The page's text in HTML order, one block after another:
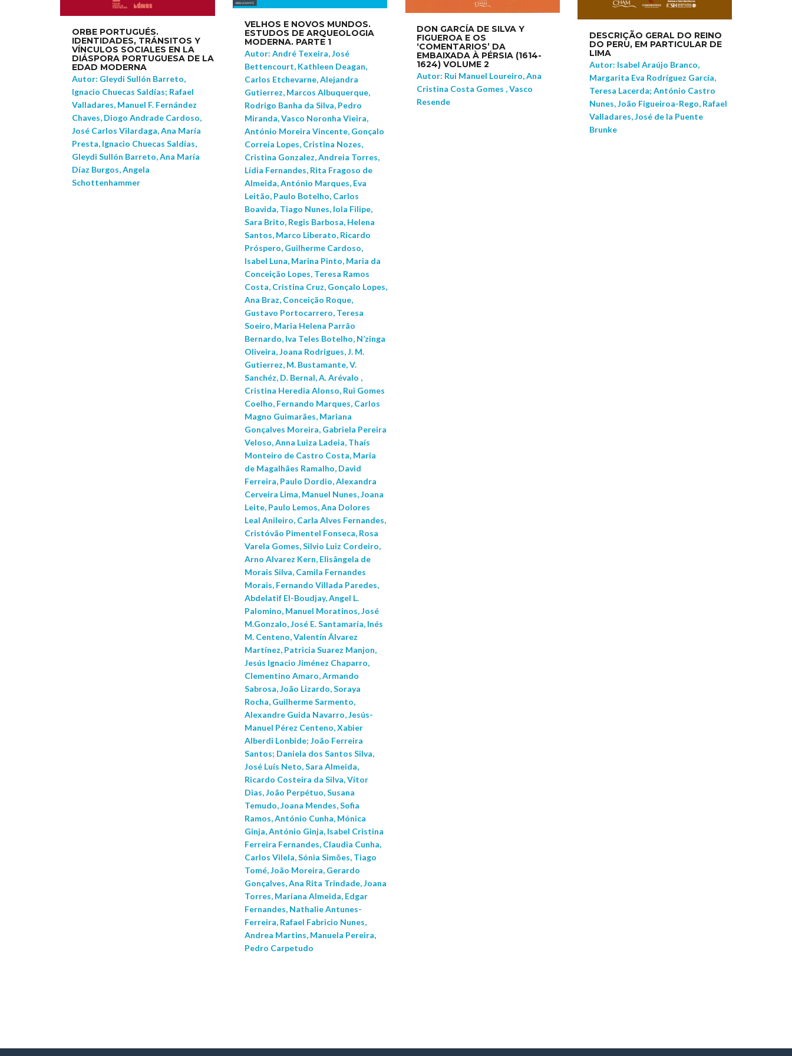
ORBE PORTUGUÉS.
IDENTIDADES, TRÁNSITOS Y
VÍNCULOS SOCIALES EN LA
DIÁSPORA PORTUGUESA DE LA
EDAD MODERNA
Autor: Gleydi Sullón Barreto,
Ignacio Chuecas Saldías; Rafael
Valladares, Manuel F. Fernández
Chaves, Diogo Andrade Cardoso,
José Carlos Vilardaga, Ana María
Presta, Ignacio Chuecas Saldías,
Gleydi Sullón Barreto, Ana María
Díaz Burgos, Angela
Schottenhammer
VELHOS E NOVOS MUNDOS.
ESTUDOS DE ARQUEOLOGIA
MODERNA. PARTE 1
Autor: André Texeira, José
Bettencourt, Kathleen Deagan,
Carlos Etchevarne, Alejandra
Gutierrez, Marcos Albuquerque,
Rodrigo Banha da Silva, Pedro
Miranda, Vasco Noronha Vieira,
António Moreira Vincente, Gonçalo
Correia Lopes, Cristina Nozes,
Cristina Gonzalez, Andreia Torres,
Lídia Fernandes, Rita Fragoso de
Almeida, António Marques, Eva
Leitão, Paulo Botelho, Carlos
Boavida, Tiago Nunes, Iola Filipe,
Sara Brito, Regis Barbosa, Helena
Santos, Marco Liberato, Ricardo
Próspero, Guilherme Cardoso,
Isabel Luna, Marina Pinto, Maria da
Conceição Lopes, Teresa Ramos
Costa, Cristina Cruz, Gonçalo Lopes,
Ana Braz, Conceição Roque,
Gustavo Portocarrero, Teresa
Soeiro, Maria Helena Parrão
Bernardo, Iva Teles Botelho, N’zinga
Oliveira, Joana Rodrigues, J. M.
Gutierrez, M. Bustamante, V.
Sanchéz, D. Bernal, A. Arévalo ,
Cristina Heredia Alonso, Rui Gomes
Coelho, Fernando Marques, Carlos
Magno Guimarães, Mariana
Gonçalves Moreira, Gabriela Pereira
Veloso, Anna Luiza Ladeia, Thaís
Monteiro de Castro Costa, Maria
de Magalhães Ramalho, David
Ferreira, Paulo Dordio, Alexandra
Cerveira Lima, Manuel Nunes, Joana
Leite, Paulo Lemos, Ana Dolores
Leal Anileiro, Carla Alves Fernandes,
Cristóvão Pimentel Fonseca, Rosa
Varela Gomes, Silvio Luiz Cordeiro,
Arno Alvarez Kern, Elisângela de
Morais Silva, Camila Fernandes
Morais, Fernando Villada Paredes,
Abdelatif El-Boudjay, Angel L.
Palomino, Manuel Moratinos, José
M.Gonzalo, José E. Santamaría, Inés
M. Centeno, Valentín Álvarez
Martínez, Patricia Suarez Manjon,
Jesús Ignacio Jiménez Chaparro,
Clementino Amaro, Armando
Sabrosa, João Lizardo, Soraya
Rocha, Guilherme Sarmento,
Alexandre Guida Navarro, Jesús-
Manuel Pérez Centeno, Xabier
Alberdi Lonbide; João Ferreira
Santos; Daniela dos Santos Silva,
José Luís Neto, Sara Almeida,
Ricardo Costeira da Silva, Vítor
Dias, João Perpétuo, Susana
Temudo, Joana Mendes, Sofia
Ramos, António Cunha, Mónica
Ginja, António Ginja, Isabel Cristina
Ferreira Fernandes, Claudia Cunha,
Carlos Vilela, Sónia Simões, Tiago
Tomé, João Moreira, Gerardo
Gonçalves, Ana Rita Trindade, Joana
Torres, Mariana Almeida, Edgar
Fernandes, Nathalie Antunes-
Ferreira, Rafael Fabricio Nunes,
Andrea Martins, Manuela Pereira,
Pedro Carpetudo
DON GARCÍA DE SILVA Y
FIGUEROA E OS
‘COMENTARIOS’ DA
EMBAIXADA À PÉRSIA (1614-
1624) VOLUME 2
Autor: Rui Manuel Loureiro, Ana
Cristina Costa Gomes , Vasco
Resende
DESCRIÇÃO GERAL DO REINO
DO PERU, EM PARTICULAR DE
LIMA
Autor: Isabel Araújo Branco,
Margarita Eva Rodríguez García,
Teresa Lacerda; António Castro
Nunes, João Figueiroa-Rego, Rafael
Valladares, José de la Puente
Brunke